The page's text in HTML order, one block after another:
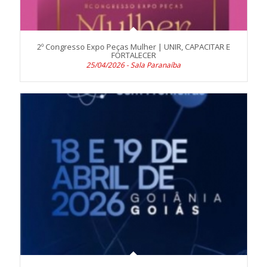
2º Congresso Expo Peças Mulher | UNIR, CAPACITAR E
FORTALECER
25/04/2026 - Sala Paranaíba